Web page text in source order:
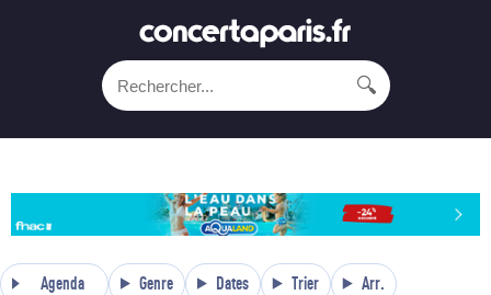
🔍
Agenda Genre Dates Trier Arr.